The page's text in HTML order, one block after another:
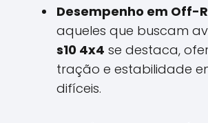
Desempenho em Off-
aqueles que buscam
s10 4x4 se destaca,
tração e estabilidade
difíceis.